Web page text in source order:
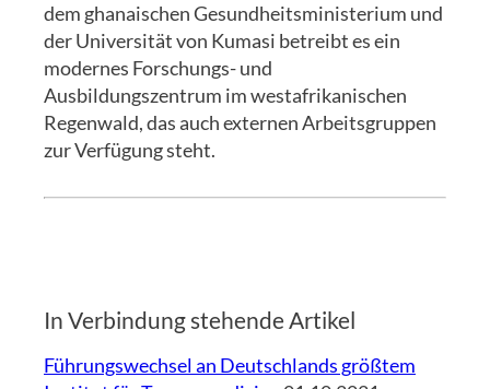
dem ghanaischen Gesundheitsministerium und
der Universität von Kumasi betreibt es ein
modernes Forschungs- und
Ausbildungszentrum im westafrikanischen
Regenwald, das auch externen Arbeitsgruppen
zur Verfügung steht.
In Verbindung stehende Artikel
Führungswechsel an Deutschlands größtem